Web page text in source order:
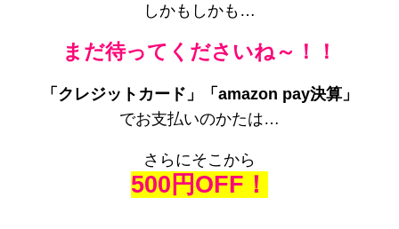
しかもしかも…
まだ待ってくださいね～！！
「クレジットカード」「amazon pay決算」
でお支払いのかたは…
さらにそこから
500円OFF！